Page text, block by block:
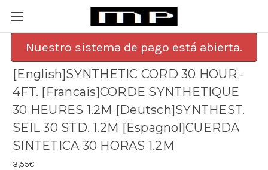
Nuestro sistema de pago está abierta.
[English]SYNTHETIC CORD 30 HOUR -
4FT. [Francais]CORDE SYNTHETIQUE
30 HEURES 1.2M [Deutsch]SYNTHEST.
SEIL 30 STD. 1.2M [Espagnol]CUERDA
SINTETICA 30 HORAS 1.2M
3,55€